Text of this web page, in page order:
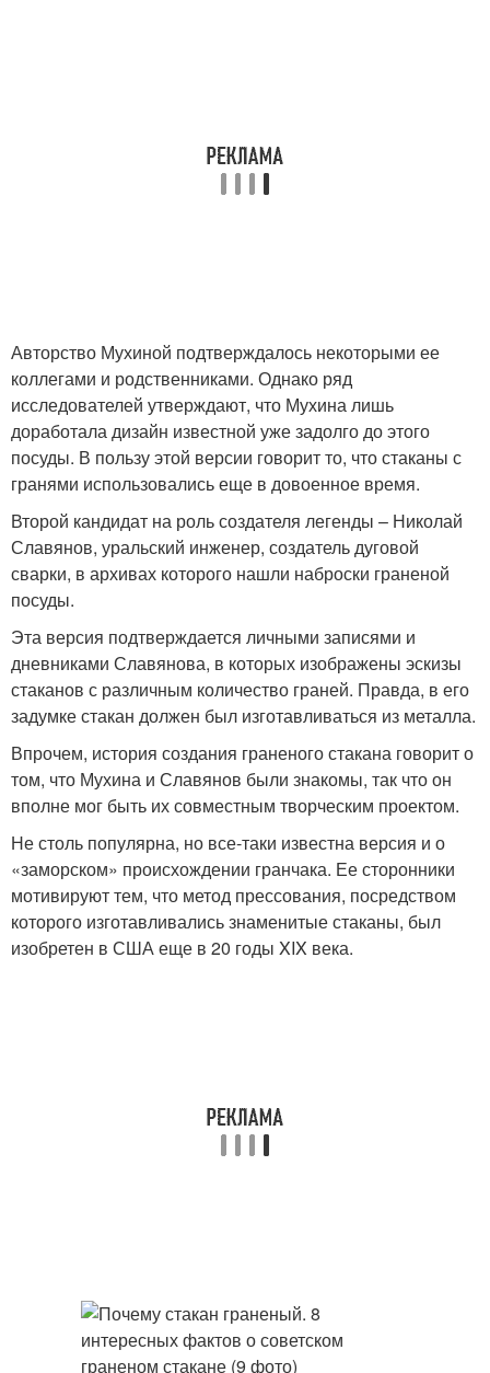
Авторство Мухиной подтверждалось некоторыми ее
коллегами и родственниками. Однако ряд
исследователей утверждают, что Мухина лишь
доработала дизайн известной уже задолго до этого
посуды. В пользу этой версии говорит то, что стаканы с
гранями использовались еще в довоенное время.
Второй кандидат на роль создателя легенды – Николай
Славянов, уральский инженер, создатель дуговой
сварки, в архивах которого нашли наброски граненой
посуды.
Эта версия подтверждается личными записями и
дневниками Славянова, в которых изображены эскизы
стаканов с различным количество граней. Правда, в его
задумке стакан должен был изготавливаться из металла.
Впрочем, история создания граненого стакана говорит о
том, что Мухина и Славянов были знакомы, так что он
вполне мог быть их совместным творческим проектом.
Не столь популярна, но все-таки известна версия и о
«заморском» происхождении гранчака. Ее сторонники
мотивируют тем, что метод прессования, посредством
которого изготавливались знаменитые стаканы, был
изобретен в США еще в 20 годы XIX века.